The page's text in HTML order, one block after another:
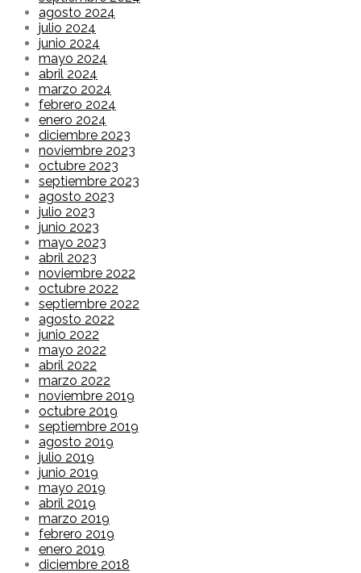
agosto 2024
julio 2024
junio 2024
mayo 2024
abril 2024
marzo 2024
febrero 2024
enero 2024
diciembre 2023
noviembre 2023
octubre 2023
septiembre 2023
agosto 2023
julio 2023
junio 2023
mayo 2023
abril 2023
noviembre 2022
octubre 2022
septiembre 2022
agosto 2022
junio 2022
mayo 2022
abril 2022
marzo 2022
noviembre 2019
octubre 2019
septiembre 2019
agosto 2019
julio 2019
junio 2019
mayo 2019
abril 2019
marzo 2019
febrero 2019
enero 2019
diciembre 2018